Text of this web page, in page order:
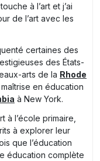
à l’art et j’ai
de l’art avec les
certaines des
des États-
arts de la Rhode
maîtrise en éducation
à New York.
à l’école primaire,
à explorer leur
que l’éducation
éducation complète